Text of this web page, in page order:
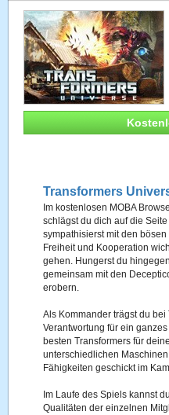
Transformers
Im kostenlosen MOBA
schlägst du dich auf die
sympathisierst mit den
Freiheit und Kooperation
gehen. Hungerst du
gemeinsam mit den
erobern.
Als Kommander trägst du
Verantwortung für ein
besten Transformers für
unterschiedlichen
Fähigkeiten geschickt im
Im Laufe des Spiels kannst
Qualitäten der einzelnen